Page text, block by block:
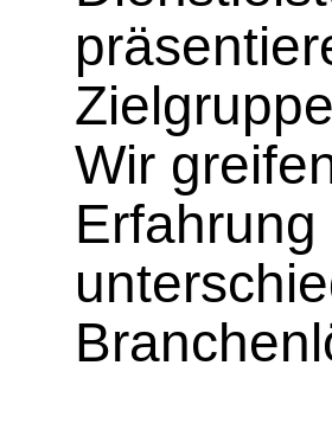
Wir